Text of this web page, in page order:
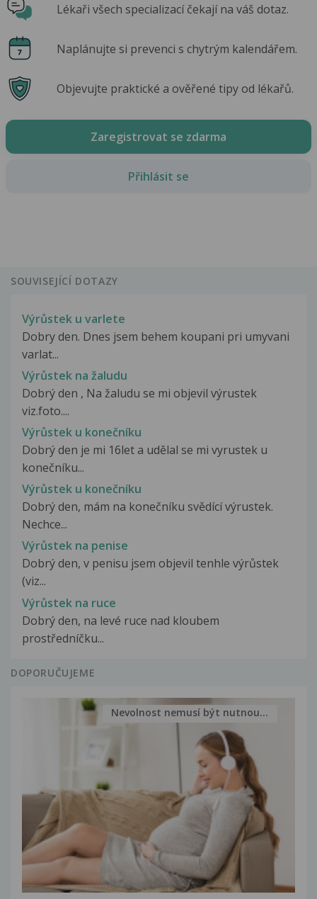
Lékaři všech specializací čekají na váš dotaz.
Naplánujte si prevenci s chytrým kalendářem.
Objevujte praktické a ověřené tipy od lékařů.
Zaregistrovat se zdarma
Přihlásit se
SOUVISEJÍCÍ DOTAZY
Výrůstek u varlete
Dobry den. Dnes jsem behem koupani pri umyvani
varlat...
Výrůstek na žaludu
Dobrý den , Na žaludu se mi objevil výrustek
viz.foto....
Výrůstek u konečníku
Dobrý den je mi 16let a udělal se mi vyrustek u
konečníku...
Výrůstek u konečníku
Dobrý den, mám na konečníku svědící výrustek.
Nechce...
Výrůstek na penise
Dobrý den, v penisu jsem objevil tenhle výrůstek
(viz...
Výrůstek na ruce
Dobrý den, na levé ruce nad kloubem
prostředníčku...
DOPORUČUJEME
Nevolnost nemusí být nutnou...